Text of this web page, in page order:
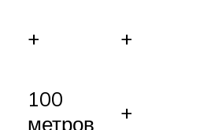
+ +
100
метров
+